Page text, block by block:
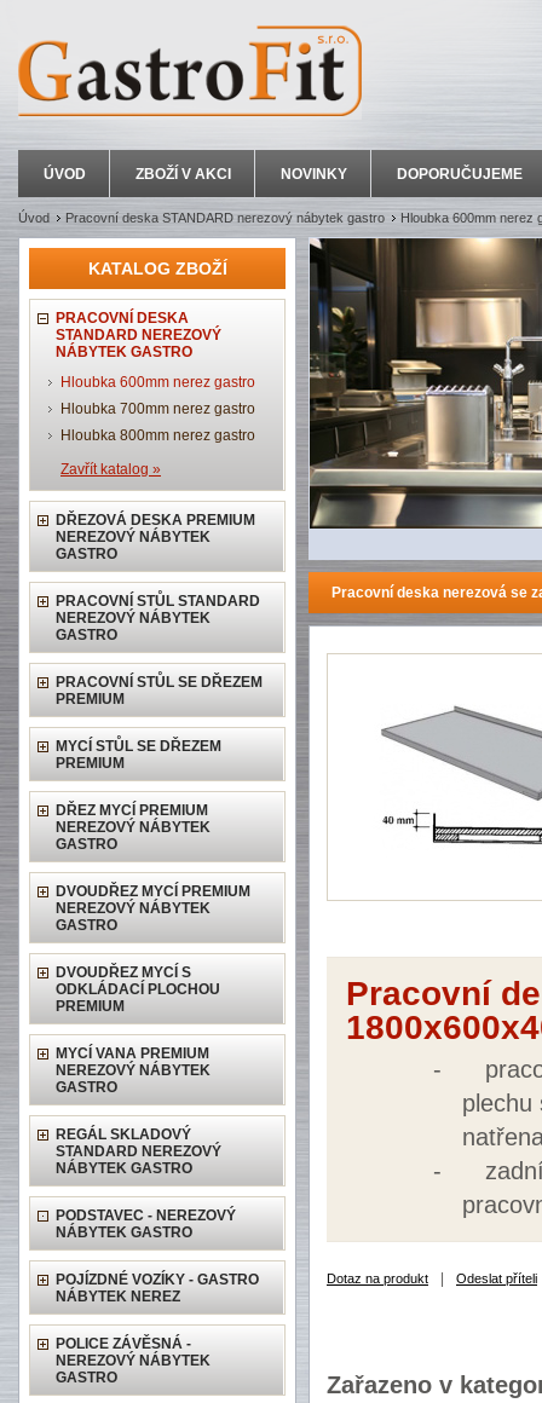
ÚVOD ZBOŽÍ V AKCI NOVINKY DOPORUČUJEME
Úvod Pracovní deska STANDARD nerezový nábytek gastro Hloubka 600mm nerez
KATALOG ZBOŽÍ
PRACOVNÍ DESKA
STANDARD NEREZOVÝ
NÁBYTEK GASTRO
Hloubka 600mm nerez gastro
Hloubka 700mm nerez gastro
Hloubka 800mm nerez gastro
Zavřít katalog »
DŘEZOVÁ DESKA PREMIUM
NEREZOVÝ NÁBYTEK
GASTRO
PRACOVNÍ STŮL STANDARD
NEREZOVÝ NÁBYTEK
GASTRO
PRACOVNÍ STŮL SE DŘEZEM
PREMIUM
MYCÍ STŮL SE DŘEZEM
PREMIUM
DŘEZ MYCÍ PREMIUM
NEREZOVÝ NÁBYTEK
GASTRO
DVOUDŘEZ MYCÍ PREMIUM
NEREZOVÝ NÁBYTEK
GASTRO
DVOUDŘEZ MYCÍ S
ODKLÁDACÍ PLOCHOU
PREMIUM
MYCÍ VANA PREMIUM
NEREZOVÝ NÁBYTEK
GASTRO
REGÁL SKLADOVÝ
STANDARD NEREZOVÝ
NÁBYTEK GASTRO
PODSTAVEC - NEREZOVÝ
NÁBYTEK GASTRO
POJÍZDNÉ VOZÍKY - GASTRO
NÁBYTEK NEREZ
POLICE ZÁVĚSNÁ -
NEREZOVÝ NÁBYTEK
GASTRO
Pracovní deska nerezová se
Pracovní
-
plechu
-
Dotaz na produkt Odeslat příteli
Zařazeno v